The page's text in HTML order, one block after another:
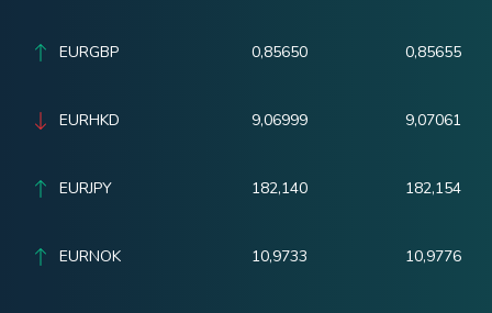
EURGBP 0,85650 0,85655
EURHKD 9,06999 9,07061
EURJPY 182,140 182,154
EURNOK 10,9733 10,9776